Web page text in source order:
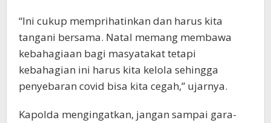
“Ini cukup memprihatinkan dan harus kita
tangani bersama. Natal memang membawa
kebahagiaan bagi masyatakat tetapi
kebahagian ini harus kita kelola sehingga
penyebaran covid bisa kita cegah,” ujarnya.
Kapolda mengingatkan, jangan sampai gara-